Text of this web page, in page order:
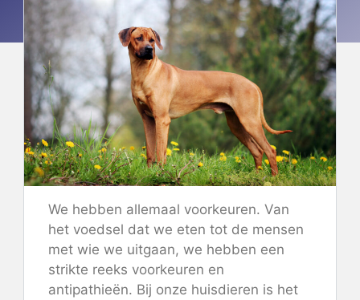
We hebben allemaal voorkeuren. Van
het voedsel dat we eten tot de mensen
met wie we uitgaan, we hebben een
strikte reeks voorkeuren en
antipathieën. Bij onze huisdieren is het